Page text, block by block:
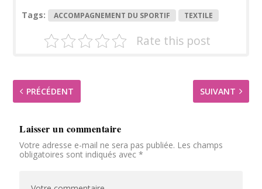
Tags: ACCOMPAGNEMENT DU SPORTIF TEXTILE
Rate this post
PRÉCÉDENT SUIVANT
Laisser un commentaire
Votre adresse e-mail ne sera pas publiée. Les champs
obligatoires sont indiqués avec*